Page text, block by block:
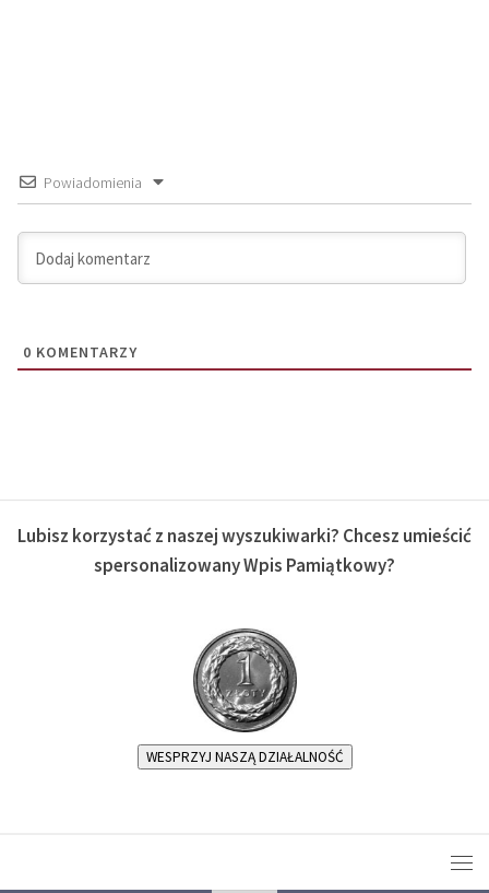
Powiadomienia
0 KOMENTARZY
Lubisz korzystać z naszej wyszukiwarki? Chcesz umieścić
spersonalizowany Wpis Pamiątkowy?
WESPRZYJ NASZĄ DZIAŁALNOŚĆ